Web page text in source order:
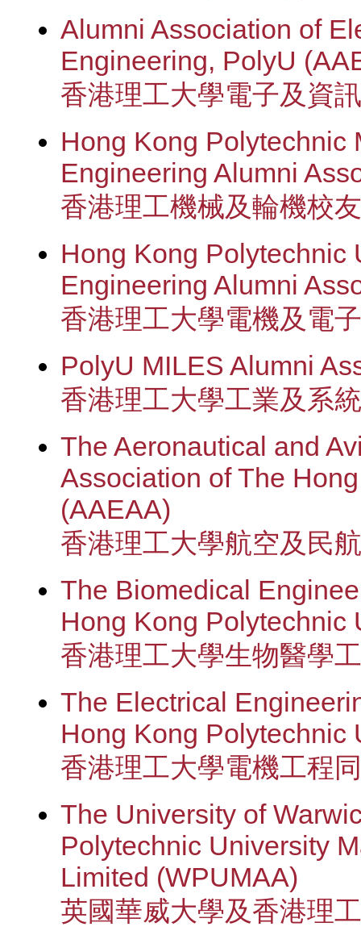
Alumni Association of
Engineering, PolyU
香港理工大學電子及資
Hong Kong Polytechnic
Engineering Alumni
香港理工機械及輪機校
Hong Kong Polytechnic
Engineering Alumni
香港理工大學電機及電
PolyU MILES Alumni
香港理工大學工業及系
The Aeronautical and
Association of The
(AAEAA)
香港理工大學航空及民
The Biomedical
Hong Kong Polytechnic
香港理工大學生物醫學
The Electrical
Hong Kong Polytechnic
香港理工大學電機工程
The University of
Polytechnic University
Limited (WPUMAA)
英國華威大學及香港理